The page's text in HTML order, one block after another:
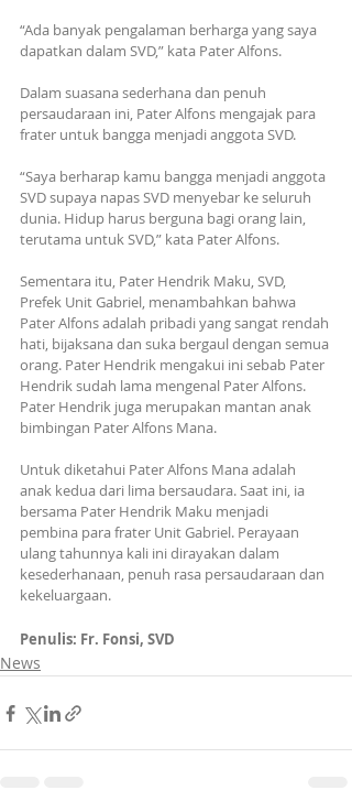
“Ada banyak pengalaman berharga yang saya
dapatkan dalam SVD,” kata Pater Alfons.
Dalam suasana sederhana dan penuh
persaudaraan ini, Pater Alfons mengajak para
frater untuk bangga menjadi anggota SVD.
“Saya berharap kamu bangga menjadi anggota
SVD supaya napas SVD menyebar ke seluruh
dunia. Hidup harus berguna bagi orang lain,
terutama untuk SVD,” kata Pater Alfons.
Sementara itu, Pater Hendrik Maku, SVD,
Prefek Unit Gabriel, menambahkan bahwa
Pater Alfons adalah pribadi yang sangat rendah
hati, bijaksana dan suka bergaul dengan semua
orang. Pater Hendrik mengakui ini sebab Pater
Hendrik sudah lama mengenal Pater Alfons.
Pater Hendrik juga merupakan mantan anak
bimbingan Pater Alfons Mana.
Untuk diketahui Pater Alfons Mana adalah
anak kedua dari lima bersaudara. Saat ini, ia
bersama Pater Hendrik Maku menjadi
pembina para frater Unit Gabriel. Perayaan
ulang tahunnya kali ini dirayakan dalam
kesederhanaan, penuh rasa persaudaraan dan
kekeluargaan.
Penulis: Fr. Fonsi, SVD
News